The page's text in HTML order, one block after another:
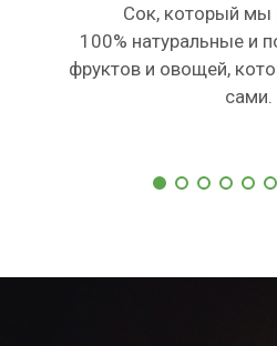
Сок, который мы
100% натуральные и
фруктов и овощей,
сами.